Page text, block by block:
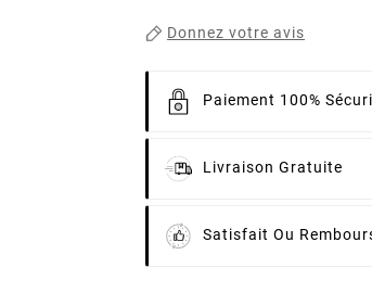
Donnez votre avis
Paiement 100%
Livraison Gratuite
Satisfait Ou